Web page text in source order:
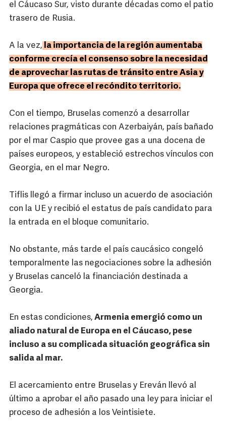
el Cáucaso Sur, visto durante décadas como el patio
trasero de Rusia.
A la vez, la importancia de la región aumentaba
conforme crecía el consenso sobre la necesidad
de aprovechar las rutas de tránsito entre Asia y
Europa que ofrece el recóndito territorio.
Con el tiempo, Bruselas comenzó a desarrollar
relaciones pragmáticas con Azerbaiyán, país bañado
por el mar Caspio que provee gas a una docena de
países europeos, y estableció estrechos vínculos con
Georgia, en el mar Negro.
Tiflis llegó a firmar incluso un acuerdo de asociación
con la UE y recibió el estatus de país candidato para
la entrada en el bloque comunitario.
No obstante, más tarde el país caucásico congeló
temporalmente las negociaciones sobre la adhesión
y Bruselas canceló la financiación destinada a
Georgia.
En estas condiciones, Armenia emergió como un
aliado natural de Europa en el Cáucaso, pese
incluso a su complicada situación geográfica sin
salida al mar.
El acercamiento entre Bruselas y Ereván llevó al
último a aprobar el año pasado una ley para iniciar el
proceso de adhesión a los Veintisiete.